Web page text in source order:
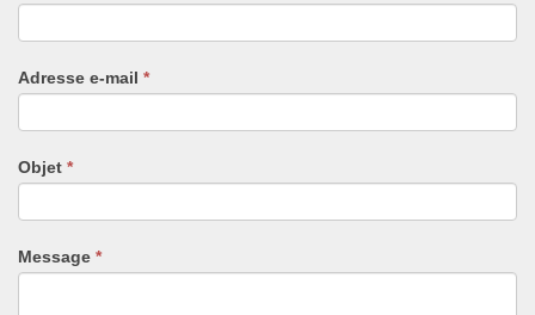
Adresse e-mail *
Objet *
Message *
vous
êtes
humain,
remplissez
ce